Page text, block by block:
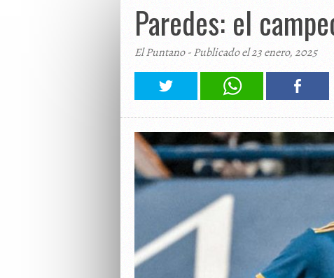
Paredes: el
El Puntano - Publicado el 23 enero, 2025